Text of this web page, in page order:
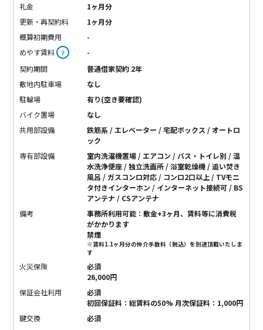
礼金
1ヶ月分
更新・再契約料
1ヶ月分
概算初期費用
-
めやす賃料 ？
-
契約期間
普通借家契約 2年
敷地内駐車場
なし
駐輪場
有り(空き要確認)
バイク置場
なし
共用部設備
鉄筋系 / エレベーター / 宅配ボックス / オートロ
ック
専有部設備
室内洗濯機置場 / エアコン / バス・トイレ別 / 温
水洗浄便座 / 独立洗面所 / 浴室乾燥機 / 追い焚き
風呂 / ガスコンロ対応 / コンロ2口以上 / TVモニ
タ付きインターホン / インターネット接続可 / BS
アンテナ / CSアンテナ
備考
事務所利用可能：敷金+3ヶ月、賃料等に消費税
がかかります
禁煙
※賃料1.1ヶ月分の仲介手数料（税込）を別途頂戴いたしま
す
火災保険
必須
26,000円
保証会社利用
必須
初回保証料：総賃料の50% 月次保証料：1,000円
鍵交換
必須